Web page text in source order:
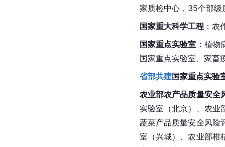
家质检中心，35个部级
国家重大科学工程 ：
国家重点实验室 ：植
国家重点实验室、家畜
省部共建国家重点实验
农业部农产品质量安全
实验室（北京）、农业
蔬菜产品质量安全风险
室（兴城）、农业部柑